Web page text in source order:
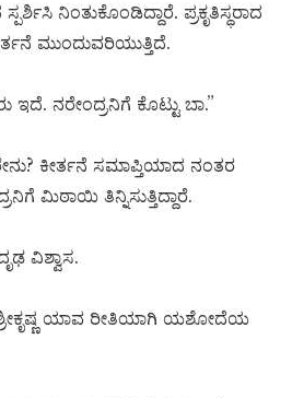
ನಿಂತುಕೊಂಡಿದ್ದಾರೆ. ಪ್ರಕೃತಿಸ್ಥರಾದ
ಮುಂದುವರಿಯುತ್ತಿದೆ.
ಇದೆ. ನರೇಂದ್ರನಿಗೆ ಕೊಟ್ಟು ಬಾ.”
ಕೀರ್ತನೆ ಸಮಾಪ್ತಿಯಾದ ನಂತರ
ಮಿಠಾಯಿ ತಿನ್ನಿಸುತ್ತಿದ್ದಾರೆ.
ವಿಶ್ವಾಸ.
ಶ್ರೀಕೃಷ್ಣ ಯಾವ ರೀತಿಯಾಗಿ ಯಶೋದೆಯ